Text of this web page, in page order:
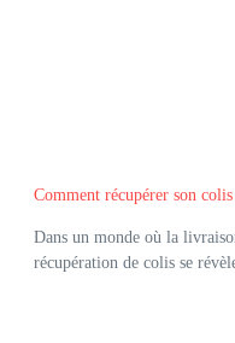
Comment récupérer son
Dans un monde où la
récupération de colis se